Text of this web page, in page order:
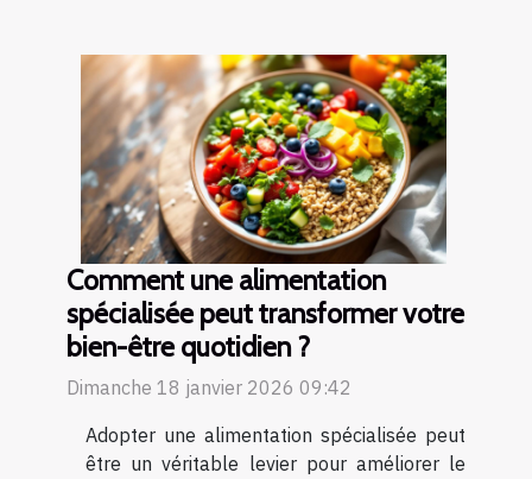
Comment une alimentation
spécialisée peut transformer votre
bien-être quotidien ?
Dimanche 18 janvier 2026 09:42
Adopter une alimentation spécialisée peut
être un véritable levier pour améliorer le